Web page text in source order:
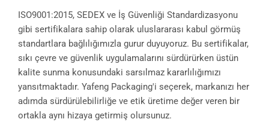
ISO9001:2015, SEDEX ve İş Güvenliği Standardizasyonu
gibi sertifikalara sahip olarak uluslararası kabul görmüş
standartlara bağlılığımızla gurur duyuyoruz. Bu sertifikalar,
sıkı çevre ve güvenlik uygulamalarını sürdürürken üstün
kalite sunma konusundaki sarsılmaz kararlılığımızı
yansıtmaktadır. Yafeng Packaging'i seçerek, markanızı her
adımda sürdürülebilirliğe ve etik üretime değer veren bir
ortakla aynı hizaya getirmiş olursunuz.